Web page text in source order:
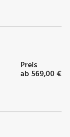
Preis
ab 569,00 €